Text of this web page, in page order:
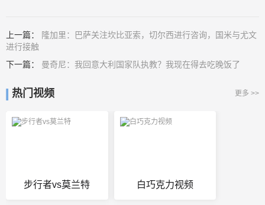
上一篇：
隆加里：巴萨关注坎比亚索，切尔西进行咨询，国米与尤文
进行接触
下一篇： 曼奇尼：我回意大利国家队执教？我现在得去吃晚饭了
热门视频 更多 >>
步行者vs莫兰特 白巧克力视频